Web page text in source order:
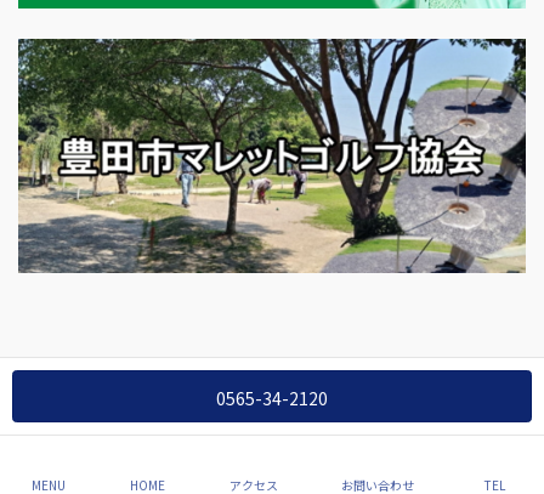
Rights Reserved.
0565-34-2120
MENU HOME アクセス お問い合わせ TEL